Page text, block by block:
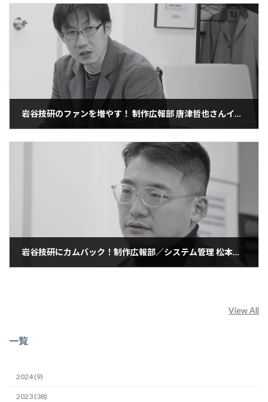
岩谷技研のファンを増やす！ 制作広報部 唐津哲也さんインタビュー
岩谷技研にカムバック！制作広報部／システム管理 松本大成さんインタビュー
View All
一覧
2024 (9)
2023 (38)